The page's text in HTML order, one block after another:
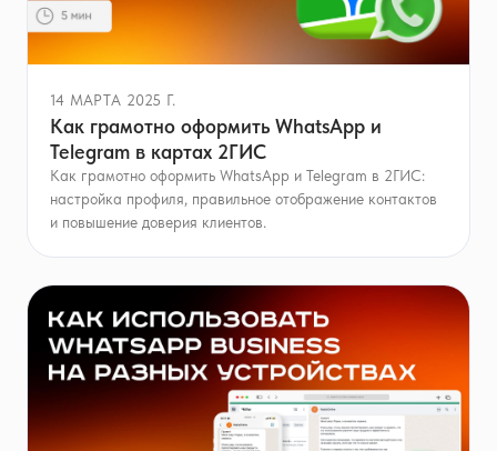
14 МАРТА 2025 Г.
Как грамотно оформить WhatsApp и
Telegram в картах 2ГИС
Как грамотно оформить WhatsApp и Telegram в 2ГИС:
настройка профиля, правильное отображение контактов
и повышение доверия клиентов.